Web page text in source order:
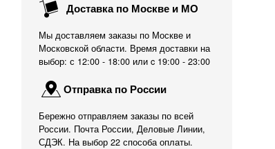
Доставка по Москве и МО
Мы доставляем заказы по Москве и
Московской области. Время доставки на
выбор: с 12:00 - 18:00 или c 19:00 - 23:00
Отправка по России
Бережно отправляем заказы по всей
России. Почта России, Деловые Линии,
СДЭК. На выбор 22 способа оплаты.